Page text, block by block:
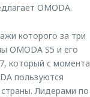
OMODA.
которого за три
OMODA S5 и его
который с момента
пользуются
Лидерами по